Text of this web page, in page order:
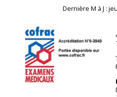
Dernière M à J :